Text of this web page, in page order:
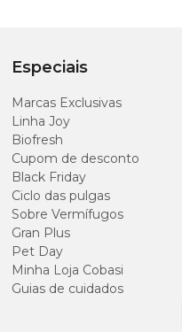
Especiais
Marcas Exclusivas
Linha Joy
Biofresh
Cupom de desconto
Black Friday
Ciclo das pulgas
Sobre Vermífugos
Gran Plus
Pet Day
Minha Loja Cobasi
Guias de cuidados